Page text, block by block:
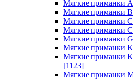
Мягкие приманки
Мягкие приманки
Мягкие приманки
Мягкие приманки
Мягкие приманки
Мягкие приманки
Мягкие приманки
[1123]
Мягкие приманки